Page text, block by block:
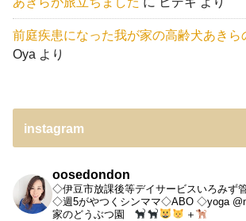
前庭疾患になった我が家の高齢犬あき
Oya より
instagram
oosedondon
◇伊豆市放課後等デイサービスいろみず
◇週5がやつくシンママ◇ABO ◇yoga
家のどうぶつ園
＋